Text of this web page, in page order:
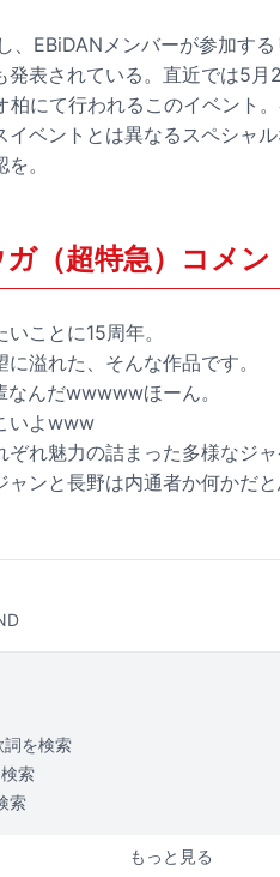
、EBiDANメンバーが参加す
表されている。直近では5月
柏にて行われるこのイベント
ベントとは異なるスペシャ
。
（超特急）コメン
ことに15周年。
溢れた、そんな作品です。
んだwwwwwほーん。
いよwww
れ魅力の詰まった多様なジャ
ンと長野は内通者か何かだと
詞を検索
索
索
もっと見る